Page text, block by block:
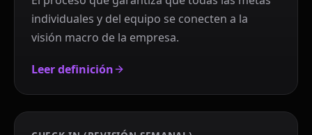
individuales y del equipo se conecten a la
visión macro de la empresa.
Leer definición